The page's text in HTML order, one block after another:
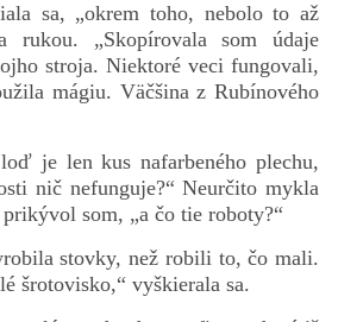
sa, „okrem toho, nebolo to až
rukou. „Skopírovala som údaje
stroja. Niektoré veci fungovali,
mágiu. Väčšina z Rubínového
je len kus nafarbeného plechu,
nič nefunguje?“ Neurčito mykla
som, „a čo tie roboty?“
stovky, než robili to, čo mali.
šrotovisko,“ vyškierala sa.